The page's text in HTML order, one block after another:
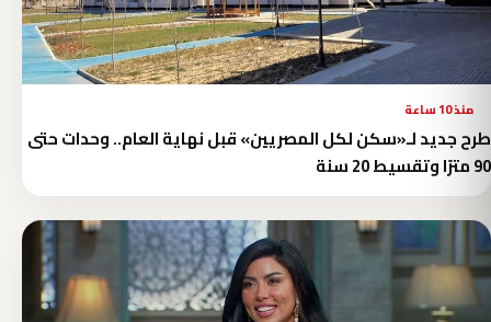
منذ 10 ساعة
طرح جديد لـ«سكن لكل المصريين» قبل نهاية العام.. وحدات حتى
90 مترًا وتقسيط 20 سنة